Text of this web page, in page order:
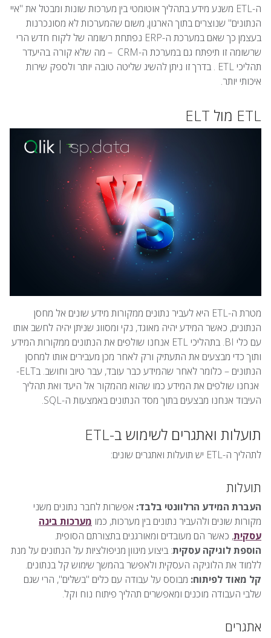
ה-ETL משנע מידע בתהליך אוטומטי בין מערכות שונות ומבטל את "איי
הנתונים" שנוצרים בתוך הארגון, משום שהמערכות לא מסונכרנות
בעצמן כך שאם במערכת ה-ERP נפתחת רשומה של לקוח חדש הרי
שרשומה זו תיפתח גם במערכת ה-CRM – מה שלא קורה בהיעדר
תהליכי ETL . בדרך זו ניתן להשיג שליטה טובה יותר ולספק שירות
איכותי יותר.
ETL מול ELT
מטרת ה-ETL היא לעביר נתונים ממקורות מידע שונים אל מחסן
הנתונים, כאשר המידע יהיה מאוגד, נקי ומסווג שניתן יהיה לחשב אותו
עם כלי BI. בתהליכי ETL אנחנו שולפים את הנתונים ממקורות המידע
ותוך כדי מבצעים את התעתיק ורק לאחר מכן מעבירים אותו למחסן
הנתונים – כלומר לאחר שהמידע כבר עובד, עבר טיוב וחושב. בELT-
אנחנו שולפים את המידע כמו שהוא מהמקור אל היעד ואת תהליך
העיבוד אנחנו מבצעים בתוך מסד הנתונים באמצעות ה-SQL.
תועלות ואתגרים לשימוש ב-ETL
לתהליך ה-ETL יש תועלות ואתגרים שונים:
תועלות
העברת המידע הרלוונטי בלבד: אפשרות לחבר נתונים משני
מקורות שונים ולהעביר נתונים בין מערכות, כמו מערכות בינה
עסקית, כאשר הם מעובדים ומאורגנים בתצורתם הסופית.
הוספת לוגיקה עסקית: ביצוע מיגוון מניפולציות על הנתונים על מנת
ללמוד את הלוגיקה העסקית ולאפשר בהמשך שימוש קל בנתונים.
קל מאוד לפיתוח: מבוסס על עבודה עם כלים "בשלים", הרי שגם
שלבי העבודה מוכנים ומאפשרים תהליך פיתוח נוח וקל.
אתגרים